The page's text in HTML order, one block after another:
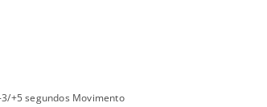
+5 segundos Movimento